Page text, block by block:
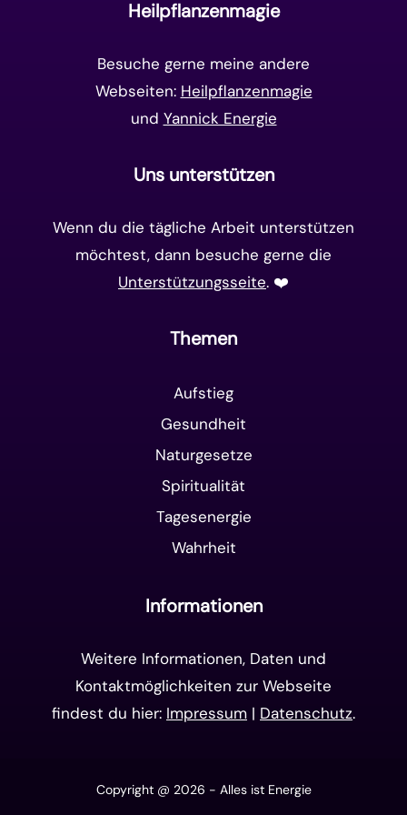
Heilpflanzenmagie
Besuche gerne meine andere
Webseiten: Heilpflanzenmagie
und Yannick Energie
Uns unterstützen
Wenn du die tägliche Arbeit unterstützen
möchtest, dann besuche gerne die
Unterstützungsseite. ❤️️
Themen
Aufstieg
Gesundheit
Naturgesetze
Spiritualität
Tagesenergie
Wahrheit
Informationen
Weitere Informationen, Daten und
Kontaktmöglichkeiten zur Webseite
findest du hier: Impressum | Datenschutz.
Copyright @ 2026 - Alles ist Energie